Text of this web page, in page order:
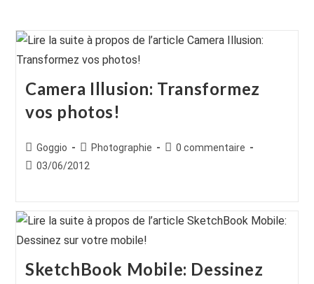
Camera Illusion: Transformez
vos photos!
Auteur/autrice
de
Goggio
Post
category:
Photographie
Commentaires
0 commentaire
Publication
03/06/2012
SketchBook Mobile: Dessinez